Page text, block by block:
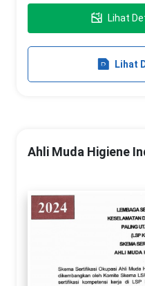
Lihat
Lihat
Ahli Muda Higiene